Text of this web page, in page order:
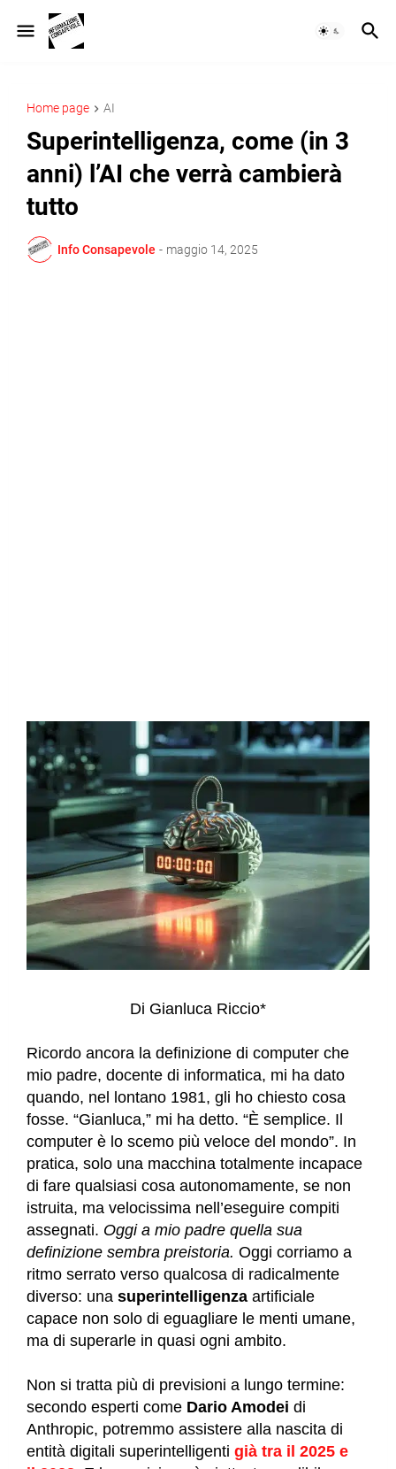
Home page AI
Superintelligenza, come (in 3
anni) l’AI che verrà cambierà
tutto
Info Consapevole - maggio 14, 2025
Di Gianluca Riccio*
Ricordo ancora la definizione di computer che
mio padre, docente di informatica, mi ha dato
quando, nel lontano 1981, gli ho chiesto cosa
fosse. “Gianluca,” mi ha detto. “È semplice. Il
computer è lo scemo più veloce del mondo”. In
pratica, solo una macchina totalmente incapace
di fare qualsiasi cosa autonomamente, se non
istruita, ma velocissima nell’eseguire compiti
assegnati. Oggi a mio padre quella sua
definizione sembra preistoria. Oggi corriamo a
ritmo serrato verso qualcosa di radicalmente
diverso: una superintelligenza artificiale
capace non solo di eguagliare le menti umane,
ma di superarle in quasi ogni ambito.
Non si tratta più di previsioni a lungo termine:
secondo esperti come Dario Amodei di
Anthropic, potremmo assistere alla nascita di
entità digitali superintelligenti già tra il 2025 e